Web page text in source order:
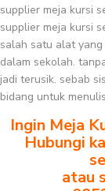
supplier meja kursi
supplier meja kursi
salah satu alat
dalam sekolah.
jadi terusik. sebab
bidang untuk
Ingin Meja
Hubungi
atau